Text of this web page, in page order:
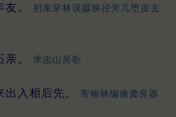
。
初来穿林误蹑狭径旁几堕崖去
。
求志山房歌
入相后先。
寄翰林编脩龚良器